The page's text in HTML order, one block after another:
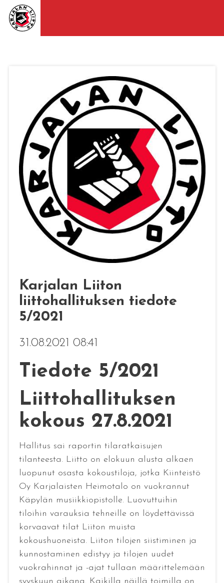
Karjalan Liiton
liittohallituksen tiedote
5/2021
31.08.2021 08:41
Tiedote 5/2021
Liittohallituksen
kokous 27.8.2021
Hallitus sai raportin tilaratkaisujen
tilanteesta. Liitto on elokuun alusta alkaen
luopunut osasta kokoustiloja, jotka Kiinteistö
Oy Karjalaisten Heimotalo on vuokrannut
Käpylän musiikkiopistolle. Luovuttuihin
tiloihin varauksia tehneille on löydettävissä
korvaavat tilat Liiton muista
kokoushuoneista. Liiton tilojen siistiminen ja
kunnostaminen edistyy ja tilojen uudet
vuokrahinnat ja -ajat tullaan määrittelemään
syyskuun aikana. Kaikilla näillä toimilla on